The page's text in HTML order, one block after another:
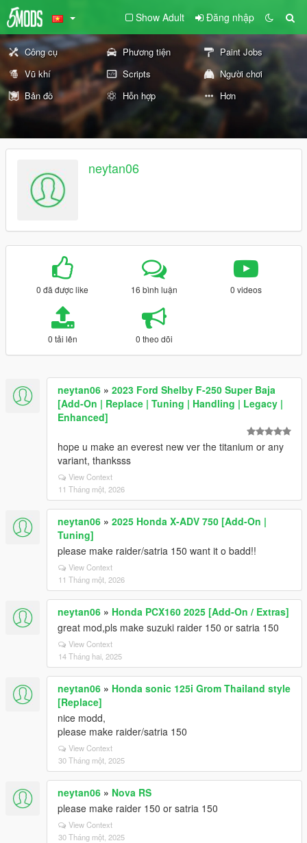
Show Adult Đăng nhập
Công cụ Phương tiện
Paint Jobs
Vũ khí
Scripts
Người chơi
Bản đồ
Hỗn hợp Hơn
neytan06
0 đã được like 16 bình luận 0 videos
0 tải lên 0 theo dõi
neytan06 » 2023 Ford Shelby F-250 Super Baja
[Add-On | Replace | Tuning | Handling | Legacy |
Enhanced]
hope u make an everest new ver the titanium or any
variant, thanksss
View Context
11 Tháng một, 2026
neytan06 » 2025 Honda X-ADV 750 [Add-On |
Tuning]
please make raider/satria 150 want it o badd!!
View Context
11 Tháng một, 2026
neytan06 » Honda PCX160 2025 [Add-On / Extras]
great mod,pls make suzuki raider 150 or satria 150
View Context
14 Tháng hai, 2025
neytan06 » Honda sonic 125i Grom Thailand style
[Replace]
nice modd,
please make raider/satria 150
View Context
30 Tháng một, 2025
neytan06 » Nova RS
please make raider 150 or satria 150
View Context
30 Tháng một, 2025